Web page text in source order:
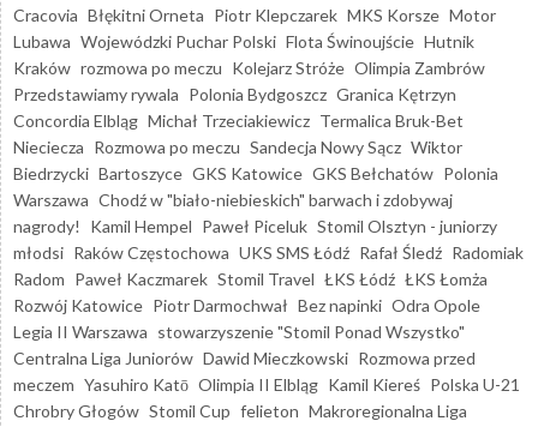
Cracovia Błękitni Orneta Piotr Klepczarek MKS Korsze Motor
Lubawa Wojewódzki Puchar Polski Flota Świnoujście Hutnik
Kraków rozmowa po meczu Kolejarz Stróże Olimpia Zambrów
Przedstawiamy rywala Polonia Bydgoszcz Granica Kętrzyn
Concordia Elbląg Michał Trzeciakiewicz Termalica Bruk-Bet
Nieciecza Rozmowa po meczu Sandecja Nowy Sącz Wiktor
Biedrzycki Bartoszyce GKS Katowice GKS Bełchatów Polonia
Warszawa Chodź w "biało-niebieskich" barwach i zdobywaj
nagrody!
Kamil Hempel Paweł Piceluk Stomil Olsztyn - juniorzy
młodsi Raków Częstochowa UKS SMS Łódź Rafał Śledź Radomiak
Radom Paweł Kaczmarek Stomil Travel ŁKS Łódź ŁKS Łomża
Rozwój Katowice Piotr Darmochwał Bez napinki Odra Opole
Legia II Warszawa stowarzyszenie "Stomil Ponad Wszystko"
Centralna Liga Juniorów Dawid Mieczkowski Rozmowa przed
meczem Yasuhiro Katō Olimpia II Elbląg Kamil Kiereś Polska U-21
Chrobry Głogów Stomil Cup felieton Makroregionalna Liga